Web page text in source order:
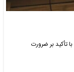
تأکید بر ضرورت